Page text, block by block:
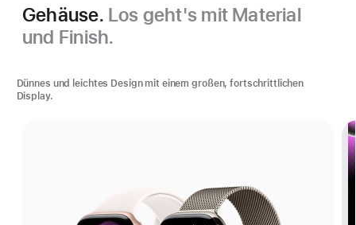
Gehäuse. Los geht's mit Material
und Finish.
Dünnes und leichtes Design mit einem großen, fortschrittlichen
Display.